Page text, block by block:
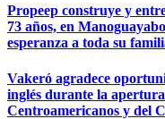
Propeep construye y
73 años, en
esperanza a toda su
Vakeró agradece
inglés durante la
Centroamericanos y del